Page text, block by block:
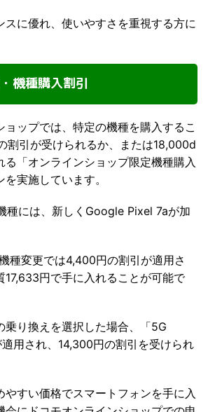
スに優れ、使いやすさを重視する方に
機種購入割引
ョップでは、特定の機種を購入するこ
割引が受けられるか、または18,000d
る「オンラインショップ限定機種購入
実施しています。
種には、新しくGoogle Pixel 7aが加
種変更では4,400円の割引が適用さ
17,633円で手に入れることが可能で
乗り換えを選択した場合、「5G
用され、14,300円の割引を受けられ
やすい価格でスマートフォンを手に入